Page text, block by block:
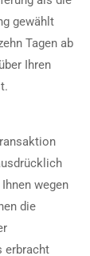
gewählt
Tagen ab
Ihren
wegen
die
erbracht